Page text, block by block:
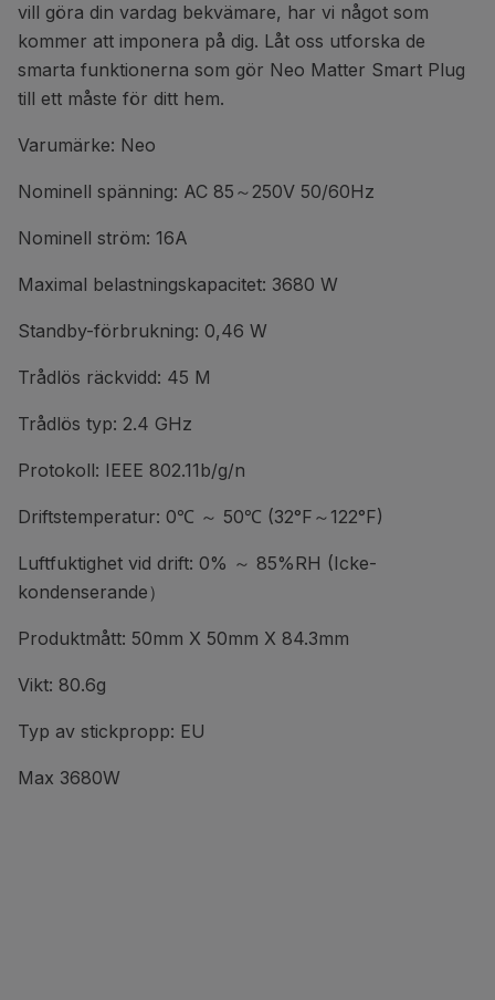
vill göra din vardag bekvämare, har vi något som
kommer att imponera på dig. Låt oss utforska de
smarta funktionerna som gör Neo Matter Smart Plug
till ett måste för ditt hem.
Varumärke: Neo
Nominell spänning: AC 85～250V 50/60Hz
Nominell ström: 16A
Maximal belastningskapacitet: 3680 W
Standby-förbrukning: 0,46 W
Trådlös räckvidd: 45 M
Trådlös typ: 2.4 GHz
Protokoll: IEEE 802.11b/g/n
Driftstemperatur: 0℃ ～ 50℃ (32°F～122°F)
Luftfuktighet vid drift: 0% ～ 85%RH (Icke-
kondenserande）
Produktmått: 50mm X 50mm X 84.3mm
Vikt: 80.6g
Typ av stickpropp: EU
Max 3680W